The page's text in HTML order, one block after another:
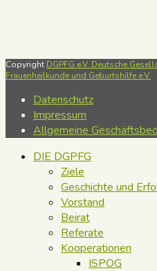
Copyright DGPFG e.V. Deutsche
Frauenheilkunde und Geburtshilfe e.V.
Datenschutz
Impressum
Allgemeine
DIE DGPFG
Ziele
Geschichte und
Vorstand
Beirat
Referate
Kooperationen
ISPOG